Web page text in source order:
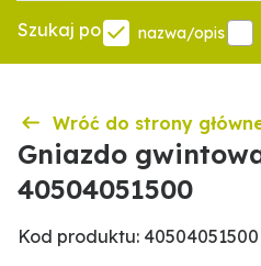
Szukaj po nazwa/opis
Wróć do strony
Gniazdo
40504051500
Kod produktu: 40504051500